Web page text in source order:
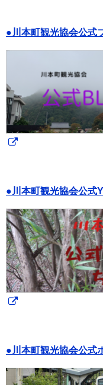
●川本町観光協会公式
●川本町観光協会公式
●川本町観光協会公式